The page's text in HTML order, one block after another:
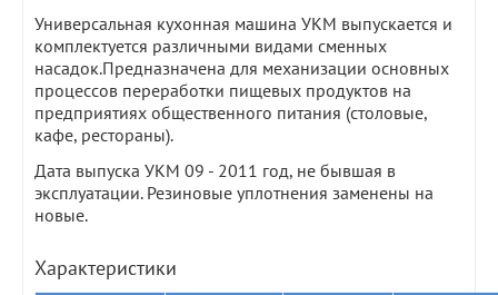
Универсальная кухонная машина УКМ выпускается и
комплектуется различными видами сменных
насадок.Предназначена для механизации основных
процессов переработки пищевых продуктов на
предприятиях общественного питания (столовые,
кафе, рестораны).
Дата выпуска УКМ 09 - 2011 год, не бывшая в
эксплуатации. Резиновые уплотнения заменены на
новые.
Характеристики